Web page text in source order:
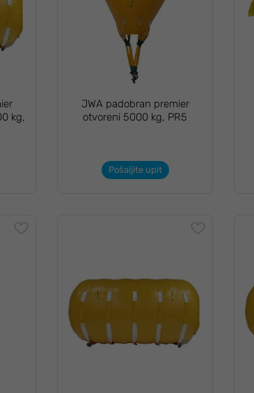
kg,
JWA padobran premier
otvoreni 5000 kg, PR5
Pošaljite upit